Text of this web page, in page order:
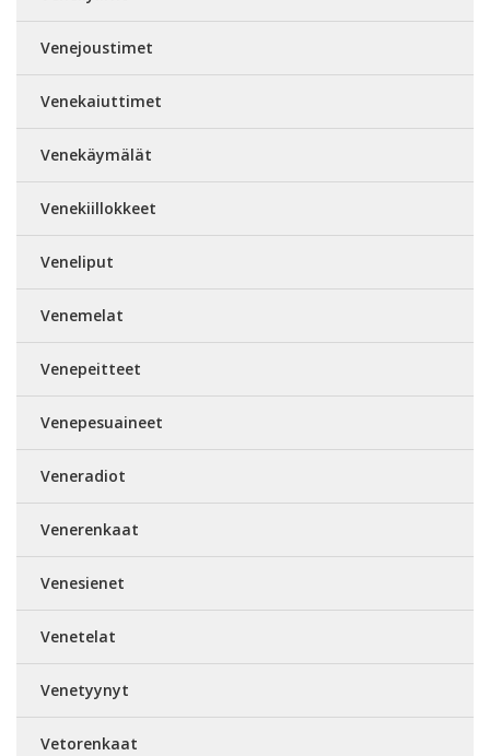
Venejoustimet
Venekaiuttimet
Venekäymälät
Venekiillokkeet
Veneliput
Venemelat
Venepeitteet
Venepesuaineet
Veneradiot
Venerenkaat
Venesienet
Venetelat
Venetyynyt
Vetorenkaat